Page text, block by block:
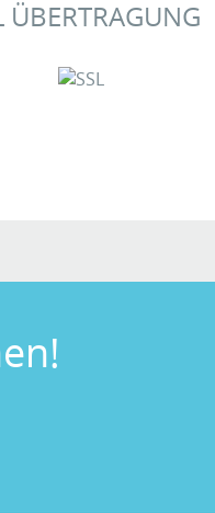
ÜBERTRAGUNG